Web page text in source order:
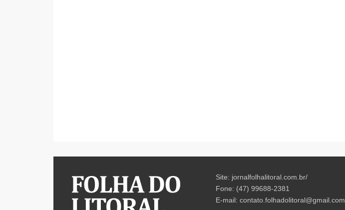
Site: jornalfolhalitoral.com.br/
Fone: (47) 99688-2381
E-mail:contato.folhadolitoral@gmail.com